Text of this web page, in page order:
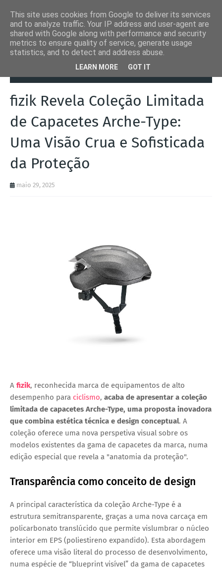
Bicicletas
fizik Revela Coleção Limitada de
fizik Revela Coleção Limitada
de Capacetes Arche-Type:
Uma Visão Crua e Sofisticada
da Proteção
maio 29, 2025
A fizik, reconhecida marca de equipamentos de alto
desempenho para ciclismo, acaba de apresentar a coleção
limitada de capacetes Arche-Type, uma proposta inovadora
que combina estética técnica e design conceptual. A
coleção oferece uma nova perspetiva visual sobre os
modelos existentes da gama de capacetes da marca, numa
edição especial que revela a "anatomia da proteção".
Transparência como conceito de design
A principal característica da coleção Arche-Type é a
estrutura semitransparente, graças a uma nova carcaça em
policarbonato translúcido que permite vislumbrar o núcleo
interior em EPS (poliestireno expandido). Esta abordagem
oferece uma visão literal do processo de desenvolvimento,
numa espécie de “blueprint visível” da gama de capacetes
This site uses cookies from Google to deliver its services
and to analyze traffic. Your IP address and user-agent are
shared with Google along with performance and security
metrics to ensure quality of service, generate usage
statistics, and to detect and address abuse.
LEARN MORE GOT IT